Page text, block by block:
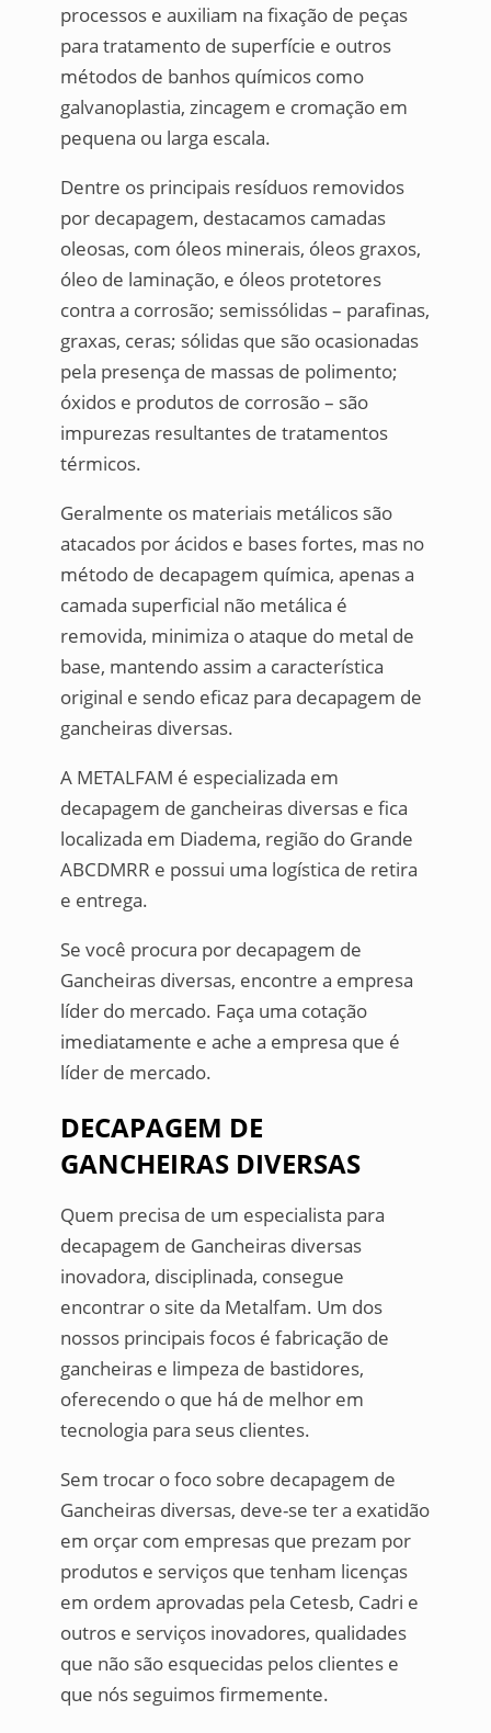
processos e auxiliam na fixação de peças
para tratamento de superfície e outros
métodos de banhos químicos como
galvanoplastia, zincagem e cromação em
pequena ou larga escala.
Dentre os principais resíduos removidos
por decapagem, destacamos camadas
oleosas, com óleos minerais, óleos graxos,
óleo de laminação, e óleos protetores
contra a corrosão; semissólidas – parafinas,
graxas, ceras; sólidas que são ocasionadas
pela presença de massas de polimento;
óxidos e produtos de corrosão – são
impurezas resultantes de tratamentos
térmicos.
Geralmente os materiais metálicos são
atacados por ácidos e bases fortes, mas no
método de decapagem química, apenas a
camada superficial não metálica é
removida, minimiza o ataque do metal de
base, mantendo assim a característica
original e sendo eficaz para decapagem de
gancheiras diversas.
A METALFAM é especializada em
decapagem de gancheiras diversas e fica
localizada em Diadema, região do Grande
ABCDMRR e possui uma logística de retira
e entrega.
Se você procura por decapagem de
Gancheiras diversas, encontre a empresa
líder do mercado. Faça uma cotação
imediatamente e ache a empresa que é
líder de mercado.
DECAPAGEM DE
GANCHEIRAS DIVERSAS
Quem precisa de um especialista para
decapagem de Gancheiras diversas
inovadora, disciplinada, consegue
encontrar o site da Metalfam. Um dos
nossos principais focos é fabricação de
gancheiras e limpeza de bastidores,
oferecendo o que há de melhor em
tecnologia para seus clientes.
Sem trocar o foco sobre decapagem de
Gancheiras diversas, deve-se ter a exatidão
em orçar com empresas que prezam por
produtos e serviços que tenham licenças
em ordem aprovadas pela Cetesb, Cadri e
outros e serviços inovadores, qualidades
que não são esquecidas pelos clientes e
que nós seguimos firmemente.